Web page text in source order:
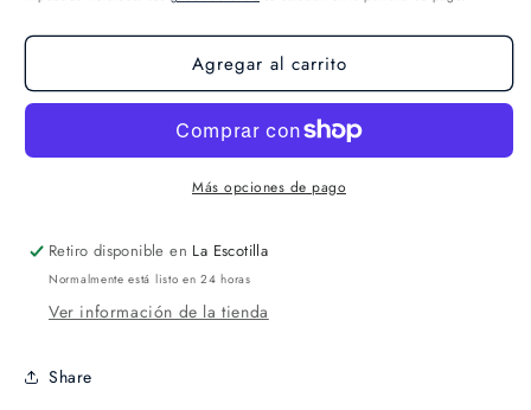
Agregar al carrito
Más opciones de pago
Retiro disponible en La Escotilla
Normalmente está listo en 24 horas
Ver información de la tienda
Share